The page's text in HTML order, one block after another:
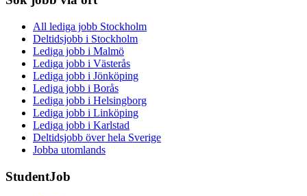
All lediga jobb Stockholm
Deltidsjobb i Stockholm
Lediga jobb i Malmö
Lediga jobb i Västerås
Lediga jobb i Jönköping
Lediga jobb i Borås
Lediga jobb i Helsingborg
Lediga jobb i Linköping
Lediga jobb i Karlstad
Deltidsjobb över hela Sverige
Jobba utomlands
StudentJob